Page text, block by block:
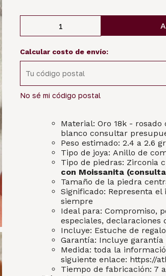
Calcular costo de envío:
No sé mi código postal
Material: Oro 18k -
blanco consultar
Peso estimado: 2.4 a 2.6
Tipo de joya: Anillo de
Tipo de piedras: Zirconia
con Moissanita
Tamaño de la piedra
Significado: Representa
siempre
Ideal para: Compromiso,
especiales, declaraciones
Incluye: Estuche de regalo
Garantía: Incluye
Medida: toda la
siguiente enlace: https://
Tiempo de fabricación: 7